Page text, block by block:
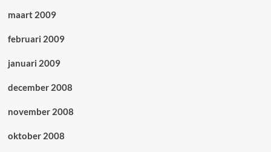
maart 2009
februari 2009
januari 2009
december 2008
november 2008
oktober 2008